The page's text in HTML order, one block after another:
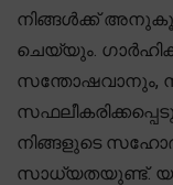
നിങ്ങൾക്ക്
ചെയ്യും.
സന്തോഷവാനും,
നിങ്ങളുടെ
സാധ്യതയുണ്ട്.